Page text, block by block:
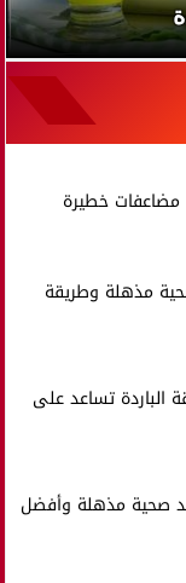
خطيرة
مذهلة وطريقة
تساعد على
7 فوائد صحية مذهلة وأفضل